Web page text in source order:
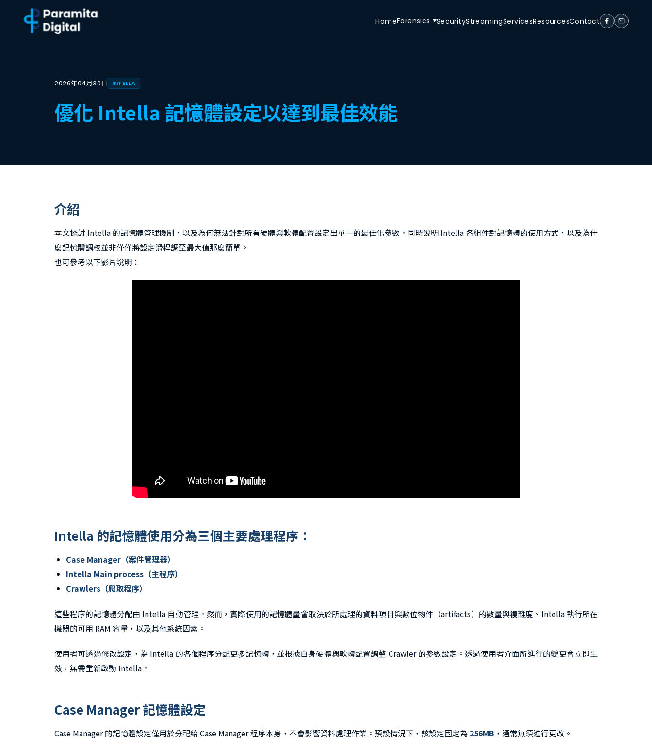
HomeForensics SecurityStreamingServicesResourcesContact
2026年04月30日 INTELLA
優化 Intella 記憶體設定以達到最佳效能
介紹
本文探討 Intella 的記憶體管理機制，以及為何無法針對所有硬體與軟體配置設定出單一的最佳化參數。同時說明 Intella 各組件對記憶體的使用方式，以及為什
麼記憶體調校並非僅僅將設定滑桿調至最大值那麼簡單。
也可參考以下影片說明：
Intella 的記憶體使用分為三個主要處理程序：
Case Manager（案件管理器）
Intella Main process（主程序）
Crawlers（爬取程序）
這些程序的記憶體分配由 Intella 自動管理。然而，實際使用的記憶體量會取決於所處理的資料項目與數位物件（artifacts）的數量與複雜度、Intella 執行所在
機器的可用 RAM 容量，以及其他系統因素。
使用者可透過修改設定，為 Intella 的各個程序分配更多記憶體，並根據自身硬體與軟體配置調整 Crawler 的參數設定。透過使用者介面所進行的變更會立即生
效，無需重新啟動 Intella。
Case Manager 記憶體設定
Case Manager 的記憶體設定僅用於分配給 Case Manager 程序本身，不會影響資料處理作業。預設情況下，該設定固定為 256MB ，通常無須進行更改。